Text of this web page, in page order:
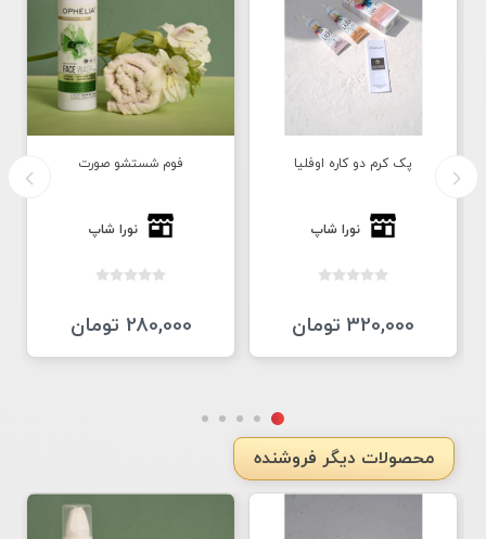
پک کرم دو کاره اوفلیا
نورا شاپ
320,000 تومان
فوم شستشو صورت
نورا شاپ
280,000 تومان
محصولات دیگر فروشنده